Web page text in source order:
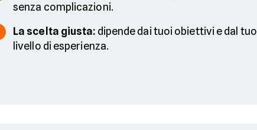
senza complicazioni.
La scelta giusta: dipende dai tuoi obiettivi e dal tuo
livello di esperienza.